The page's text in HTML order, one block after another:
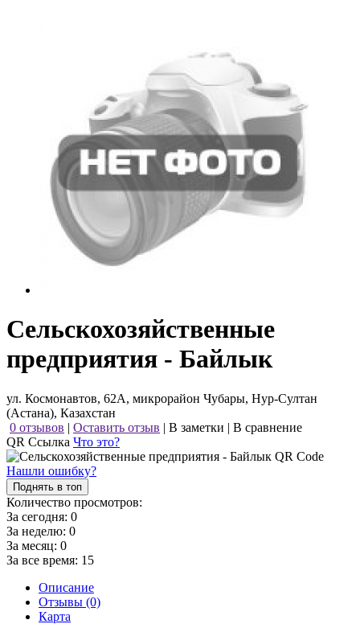
Сельскохозяйственные
предприятия - Байлык
ул. Космонавтов, 62А, микрорайон Чубары, Нур-Султан
(Астана), Казахстан
0 отзывов | Оставить отзыв | В заметки | В сравнение
QR Ссылка Что это?
Нашли ошибку?
Поднять в топ
Количество просмотров:
За сегодня: 0
За неделю: 0
За месяц: 0
За все время: 15
Описание
Отзывы (0)
Карта